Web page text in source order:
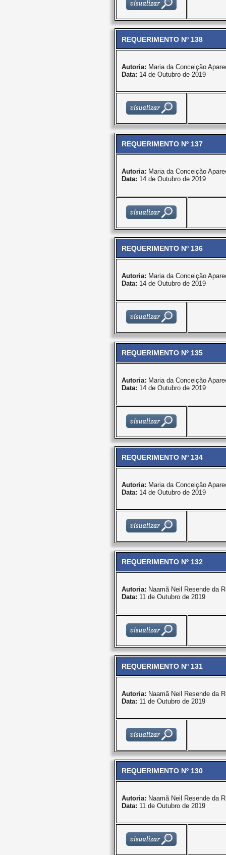
REQUERIMENTO Nº 138
Autoria: Maria da Conceição
Data: 14 de Outubro de 2019
REQUERIMENTO Nº 137
Autoria: Maria da Conceição
Data: 14 de Outubro de 2019
REQUERIMENTO Nº 136
Autoria: Maria da Conceição
Data: 14 de Outubro de 2019
REQUERIMENTO Nº 135
Autoria: Maria da Conceição
Data: 14 de Outubro de 2019
REQUERIMENTO Nº 134
Autoria: Maria da Conceição
Data: 14 de Outubro de 2019
REQUERIMENTO Nº 132
Autoria: Naamã Neil Resende da
Data: 11 de Outubro de 2019
REQUERIMENTO Nº 131
Autoria: Naamã Neil Resende da
Data: 11 de Outubro de 2019
REQUERIMENTO Nº 130
Autoria: Naamã Neil Resende da
Data: 11 de Outubro de 2019